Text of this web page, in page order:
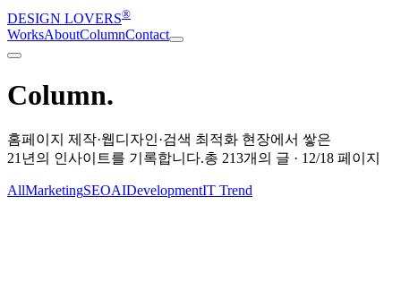
DESIGN LOVERS®
WorksAboutColumnContact
Column.
홈페이지 제작·웹디자인·검색 최적화 현장에서 쌓은
21년의 인사이트를 기록합니다.총 213개의 글 · 12/18 페이지
AllMarketingSEOAIDevelopmentIT Trend